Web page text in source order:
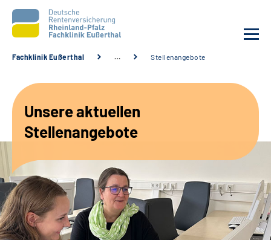
Unsere Angebote
Karriere
Beratungsstellen &
Zuweisende
Fachklinik Eußerthal … Stellenangebote
Unsere aktuellen
Stellenangebote